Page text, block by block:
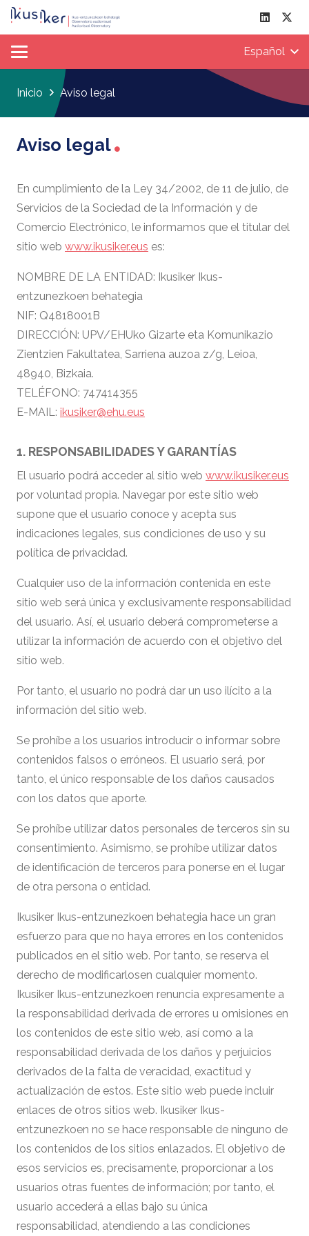
Español
Inicio Aviso legal
Aviso legal
En cumplimiento de la Ley 34/2002, de 11 de julio, de
Servicios de la Sociedad de la Información y de
Comercio Electrónico, le informamos que el titular del
sitio web www.ikusiker.eus es:
NOMBRE DE LA ENTIDAD: Ikusiker Ikus-
entzunezkoen behategia
NIF: Q4818001B
DIRECCIÓN: UPV/EHUko Gizarte eta Komunikazio
Zientzien Fakultatea, Sarriena auzoa z/g, Leioa,
48940, Bizkaia.
TELÉFONO: 747414355
E-MAIL: ikusiker@ehu.eus
1. RESPONSABILIDADES Y GARANTÍAS
El usuario podrá acceder al sitio web www.ikusiker.eus
por voluntad propia. Navegar por este sitio web
supone que el usuario conoce y acepta sus
indicaciones legales, sus condiciones de uso y su
política de privacidad.
Cualquier uso de la información contenida en este
sitio web será única y exclusivamente responsabilidad
del usuario. Así, el usuario deberá comprometerse a
utilizar la información de acuerdo con el objetivo del
sitio web.
Por tanto, el usuario no podrá dar un uso ilícito a la
información del sitio web.
Se prohíbe a los usuarios introducir o informar sobre
contenidos falsos o erróneos. El usuario será, por
tanto, el único responsable de los daños causados
con los datos que aporte.
Se prohíbe utilizar datos personales de terceros sin su
consentimiento. Asimismo, se prohíbe utilizar datos
de identificación de terceros para ponerse en el lugar
de otra persona o entidad.
Ikusiker Ikus-entzunezkoen behategia hace un gran
esfuerzo para que no haya errores en los contenidos
publicados en el sitio web. Por tanto, se reserva el
derecho de modificarlosen cualquier momento.
Ikusiker Ikus-entzunezkoen renuncia expresamente a
la responsabilidad derivada de errores u omisiones en
los contenidos de este sitio web, así como a la
responsabilidad derivada de los daños y perjuicios
derivados de la falta de veracidad, exactitud y
actualización de estos. Este sitio web puede incluir
enlaces de otros sitios web. Ikusiker Ikus-
entzunezkoen no se hace responsable de ninguno de
los contenidos de los sitios enlazados. El objetivo de
esos servicios es, precisamente, proporcionar a los
usuarios otras fuentes de información; por tanto, el
usuario accederá a ellas bajo su única
responsabilidad, atendiendo a las condiciones